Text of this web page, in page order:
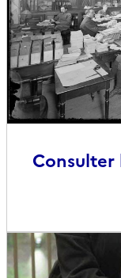
Consulter